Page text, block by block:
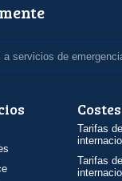
a servicios de
Costes
Tarifas
Tarifas